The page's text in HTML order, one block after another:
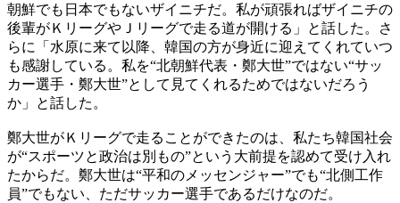
朝鮮でも日本でもないザイニチだ。私が頑張ればザイニチの
後輩がＫリーグやＪリーグで走る道が開ける」と話した。さ
らに「水原に来て以降、韓国の方が身近に迎えてくれていつ
も感謝している。私を“北朝鮮代表・鄭大世”ではない“サッ
カー選手・鄭大世”として見てくれるためではないだろう
か」と話した。
鄭大世がＫリーグで走ることができたのは、私たち韓国社会
が“スポーツと政治は別もの”という大前提を認めて受け入れ
たからだ。鄭大世は“平和のメッセンジャー”でも“北側工作
員”でもない、ただサッカー選手であるだけなのだ。